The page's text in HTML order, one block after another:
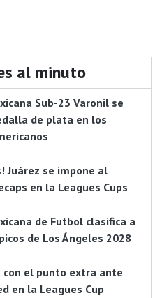
al minuto
Sub-23 Varonil se
de plata en los
Juárez se impone al
en la Leagues Cups
de Futbol clasifica a
de Los Ángeles 2028
con el punto extra ante
en la Leagues Cup